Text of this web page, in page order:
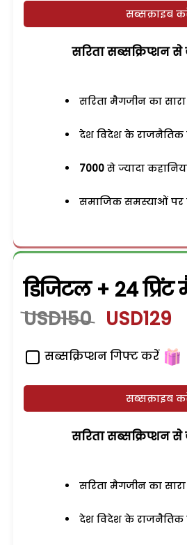
सब्सक्राइब
सरिता सब्सक्रिप्शन
सरिता मैगजीन का
देश विदेश के राजनैतिक
7000 से ज्यादा
समाजिक समस्याओं
डिजिटल + 24
USD150 USD129
सब्सक्रिप्शन गिफ्ट करें
सब्सक्राइब
सरिता सब्सक्रिप्शन
सरिता मैगजीन का
देश विदेश के राजनैतिक